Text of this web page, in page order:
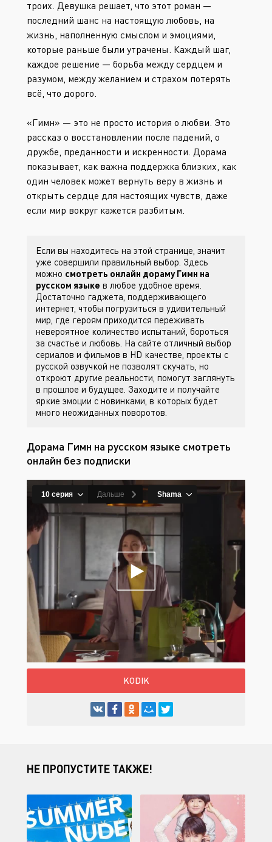
троих. Девушка решает, что этот роман —
последний шанс на настоящую любовь, на
жизнь, наполненную смыслом и эмоциями,
которые раньше были утрачены. Каждый шаг,
каждое решение — борьба между сердцем и
разумом, между желанием и страхом потерять
всё, что дорого.
«Гимн» — это не просто история о любви. Это
рассказ о восстановлении после падений, о
дружбе, преданности и искренности. Дорама
показывает, как важна поддержка близких, как
один человек может вернуть веру в жизнь и
открыть сердце для настоящих чувств, даже
если мир вокруг кажется разбитым.
Если вы находитесь на этой странице, значит
уже совершили правильный выбор. Здесь
можно смотреть онлайн дораму Гимн на
русском языке в любое удобное время.
Достаточно гаджета, поддерживающего
интернет, чтобы погрузиться в удивительный
мир, где героям приходится переживать
невероятное количество испытаний, бороться
за счастье и любовь. На сайте отличный выбор
сериалов и фильмов в HD качестве, проекты с
русской озвучкой не позволят скучать, но
откроют другие реальности, помогут заглянуть
в прошлое и будущее. Заходите и получайте
яркие эмоции с новинками, в которых будет
много неожиданных поворотов.
Дорама Гимн на русском языке смотреть
онлайн без подписки
KODIK
НЕ ПРОПУСТИТЕ ТАКЖЕ!